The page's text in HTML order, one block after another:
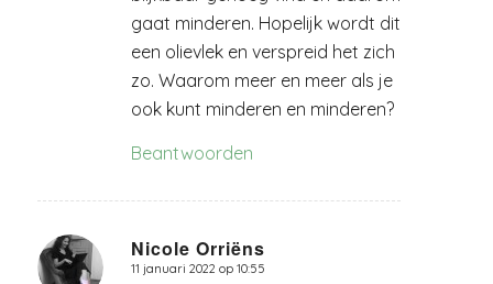
gaat minderen. Hopelijk wordt dit
een olievlek en verspreid het zich
zo. Waarom meer en meer als je
ook kunt minderen en minderen?
Beantwoorden
Nicole Orriëns
zegt:
11 januari 2022 op 10:55